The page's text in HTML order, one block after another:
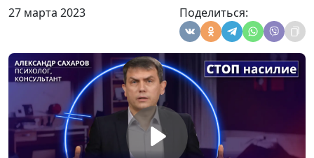
27 марта 2023 Поделиться:
Как не нужно
травмой?
Александр Сахаров,
священнослужитель,
консультант по семейным
взаимоотношениям
Как понять, что у
вас ПТСР?
Александр Сахаров,
священнослужитель,
консультант по семейным
взаимоотношениям